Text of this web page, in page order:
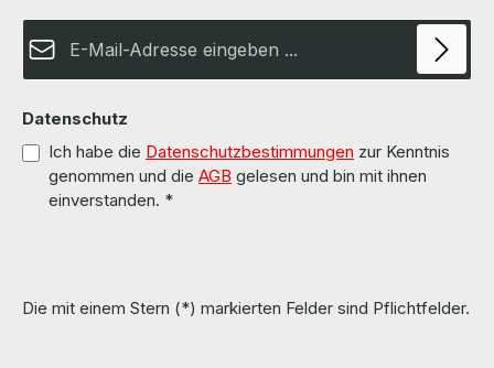
Datenschutz
Ich habe die Datenschutzbestimmungen zur Kenntnis
genommen und die AGB gelesen und bin mit ihnen
einverstanden. *
Die mit einem Stern (*) markierten Felder sind Pflichtfelder.